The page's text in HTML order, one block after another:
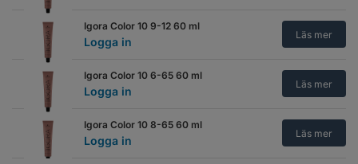
Igora Color 10 9-12 60 ml
Logga in
Läs mer
Igora Color 10 6-65 60 ml
Logga in
Läs mer
Igora Color 10 8-65 60 ml
Logga in
Läs mer